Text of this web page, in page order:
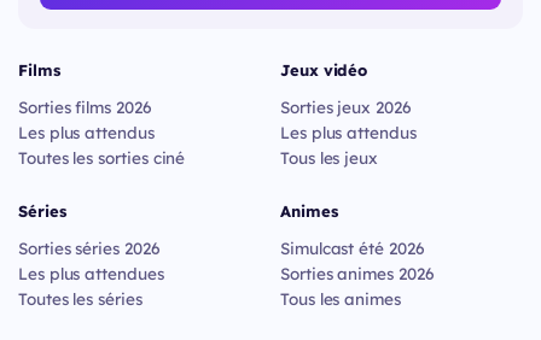
Films
Sorties films 2026
Les plus attendus
Toutes les sorties ciné
Séries
Sorties séries 2026
Les plus attendues
Toutes les séries
Jeux vidéo
Sorties jeux 2026
Les plus attendus
Tous les jeux
Animes
Simulcast été 2026
Sorties animes 2026
Tous les animes